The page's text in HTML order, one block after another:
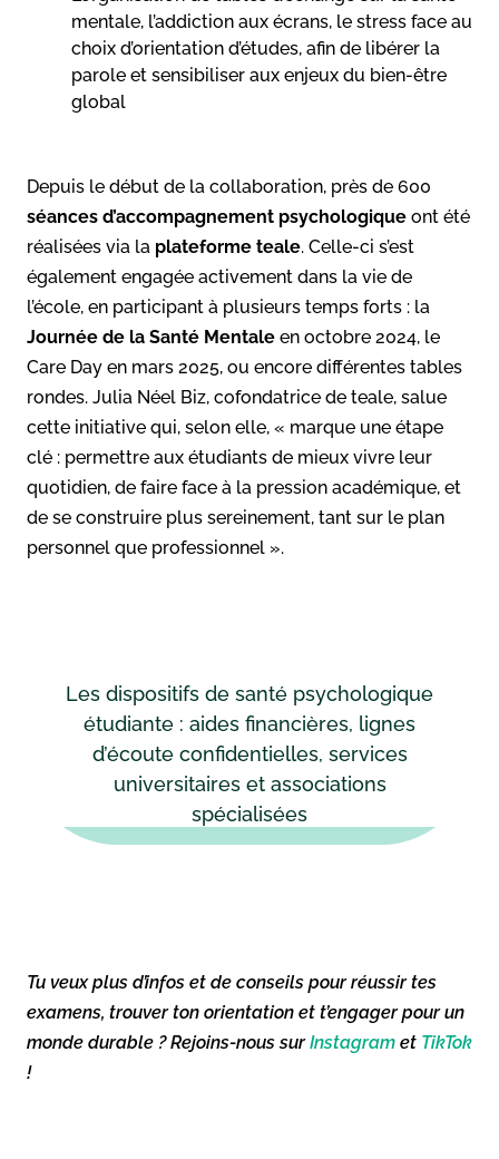
mentale, l’addiction aux écrans, le stress face au
choix d’orientation d’études, afin de libérer la
parole et sensibiliser aux enjeux du bien-être
global
Depuis le début de la collaboration, près de 600
séances d’accompagnement psychologique ont été
réalisées via la plateforme teale. Celle-ci s’est
également engagée activement dans la vie de
l’école, en participant à plusieurs temps forts : la
Journée de la Santé Mentale en octobre 2024, le
Care Day en mars 2025, ou encore différentes tables
rondes. Julia Néel Biz, cofondatrice de teale, salue
cette initiative qui, selon elle, « marque une étape
clé : permettre aux étudiants de mieux vivre leur
quotidien, de faire face à la pression académique, et
de se construire plus sereinement, tant sur le plan
personnel que professionnel ».
Les dispositifs de santé psychologique
étudiante : aides financières, lignes
d’écoute confidentielles, services
universitaires et associations
spécialisées
Tu veux plus d’infos et de conseils pour réussir tes
examens, trouver ton orientation et t’engager pour un
monde durable ? Rejoins-nous surInstagram et TikTok
!